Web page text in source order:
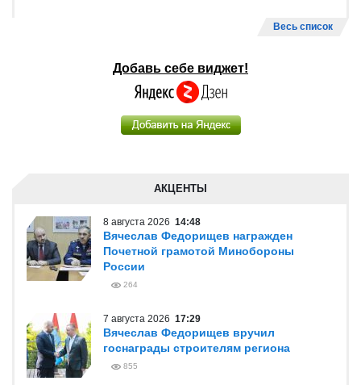
Весь список
Добавь себе виджет!
АКЦЕНТЫ
8 августа 2026 14:48
Вячеслав Федорищев награжден
Почетной грамотой Минобороны
России
264
7 августа 2026 17:29
Вячеслав Федорищев вручил
госнаграды строителям региона
855